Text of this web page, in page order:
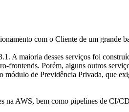
com o Cliente de um
A maioria desses serviços foi
frontends. Porém, alguns outros
módulo de Previdência Privada, que
na AWS, bem como pipelines de CI/